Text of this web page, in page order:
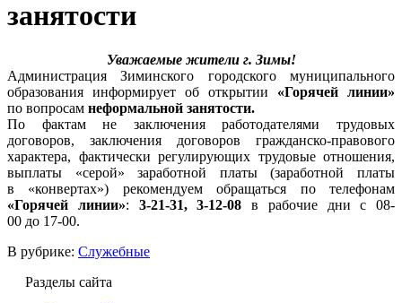
занятости
Уважаемые жители г. Зимы!
Администрация Зиминского городского муниципального
образования информирует об открытии «Горячей линии»
по вопросам неформальной занятости.
По фактам не заключения работодателями трудовых
договоров, заключения договоров гражданско-правового
характера, фактически регулирующих трудовые отношения,
выплаты «серой» заработной платы (заработной платы
в «конвертах») рекомендуем обращаться по телефонам
«Горячей линии»: 3-21-31, 3-12-08 в рабочие дни с 08-
00 до 17-00.
В рубрике: Служебные
Разделы сайта